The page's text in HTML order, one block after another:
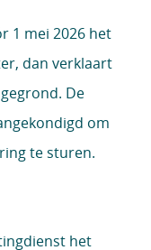
1 mei 2026 het
dan verklaart
De
om
te sturen.
het